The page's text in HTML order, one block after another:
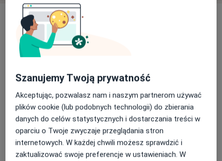
lek. Wojciech Szypowski
Neurolog
1 opinia
Adres 1 Adres 2
Szanujemy Twoją prywatność
Akceptując, pozwalasz nam i naszym partnerom używać
plików cookie (lub podobnych technologii) do zbierania
danych do celów statystycznych i dostarczania treści w
oparciu o Twoje zwyczaje przeglądania stron
internetowych. W każdej chwili możesz sprawdzić i
zaktualizować swoje preferencje w ustawieniach. W